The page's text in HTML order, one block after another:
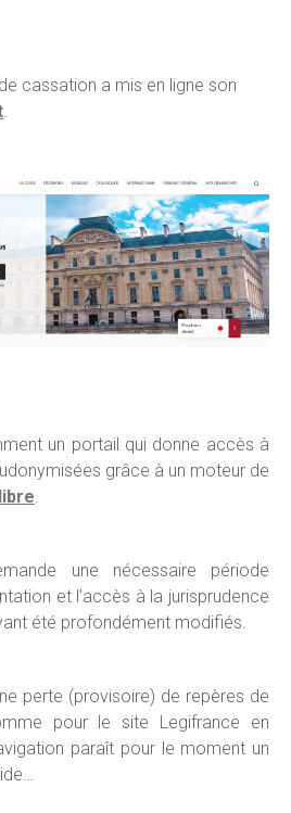
cassation a mis en ligne son
un portail qui donne accès à
grâce à un moteur de
une nécessaire période
et l’accès à la jurisprudence
été profondément modifiés.
perte (provisoire) de repères de
pour le site Legifrance en
paraît pour le moment un